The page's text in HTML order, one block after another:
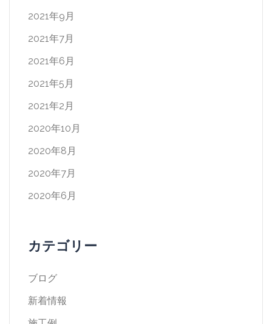
2021年9月
2021年7月
2021年6月
2021年5月
2021年2月
2020年10月
2020年8月
2020年7月
2020年6月
カテゴリー
ブログ
新着情報